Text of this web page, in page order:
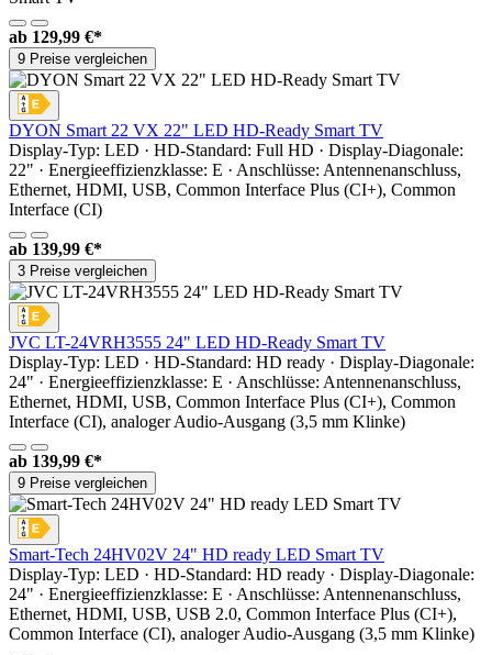
ab 129,99 €*
9 Preise vergleichen
DYON Smart 22 VX 22" LED HD-Ready Smart TV
Display-Typ: LED · HD-Standard: Full HD · Display-Diagonale:
22" · Energieeffizienzklasse: E · Anschlüsse: Antennenanschluss,
Ethernet, HDMI, USB, Common Interface Plus (CI+), Common
Interface (CI)
ab 139,99 €*
3 Preise vergleichen
JVC LT-24VRH3555 24" LED HD-Ready Smart TV
Display-Typ: LED · HD-Standard: HD ready · Display-Diagonale:
24" · Energieeffizienzklasse: E · Anschlüsse: Antennenanschluss,
Ethernet, HDMI, USB, Common Interface Plus (CI+), Common
Interface (CI), analoger Audio-Ausgang (3,5 mm Klinke)
ab 139,99 €*
9 Preise vergleichen
Smart-Tech 24HV02V 24" HD ready LED Smart TV
Display-Typ: LED · HD-Standard: HD ready · Display-Diagonale:
24" · Energieeffizienzklasse: E · Anschlüsse: Antennenanschluss,
Ethernet, HDMI, USB, USB 2.0, Common Interface Plus (CI+),
Common Interface (CI), analoger Audio-Ausgang (3,5 mm Klinke)